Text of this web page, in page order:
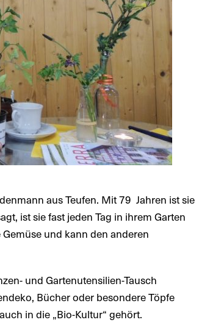
aus Teufen. Mit 79 Jahren ist sie
ist sie fast jeden Tag in ihrem Garten
und kann den anderen
und Gartenutensilien-Tausch
Bücher oder besondere Töpfe
in die „Bio-Kultur“ gehört.